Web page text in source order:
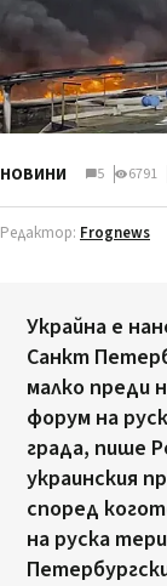
НОВИНИ 5 6791
Редактор: Frognews
Украйна е
Санкт
малко преди
форум на
града, пише
украинския
според
на руска